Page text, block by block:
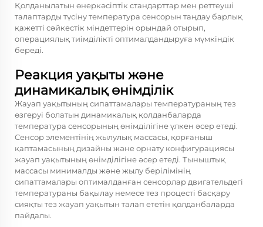
Қолданылатын өнеркәсіптік стандарттар мен реттеуші
талаптарды түсіну температура сенсорын таңдау барлық
қажетті сәйкестік міндеттерін орындай отырып,
операциялық тиімділікті оптималдандыруға мүмкіндік
береді.
Реакция уақыты және
динамикалық өнімділік
Жауап уақытының сипаттамалары температураның тез
өзгеруі болатын динамикалық қолданбаларда
температура сенсорының өнімділігіне үлкен әсер етеді.
Сенсор элементінің жылулық массасы, қорғаныш
қаптамасының дизайны және орнату конфигурациясы
жауап уақытының өнімділігіне әсер етеді. Тыныштық
массасы минималды және жылу берілімінің
сипаттамалары оптималданған сенсорлар двигательдегі
температураны бақылау немесе тез процесті басқару
сияқты тез жауап уақытын талап ететін қолданбаларда
пайдалы.